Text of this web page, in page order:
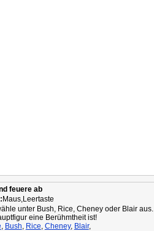
feuere ab
Maus,Leertaste
unter Bush, Rice, Cheney oder Blair aus.
eine Berühmtheit ist!
, Bush, Rice, Cheney, Blair,